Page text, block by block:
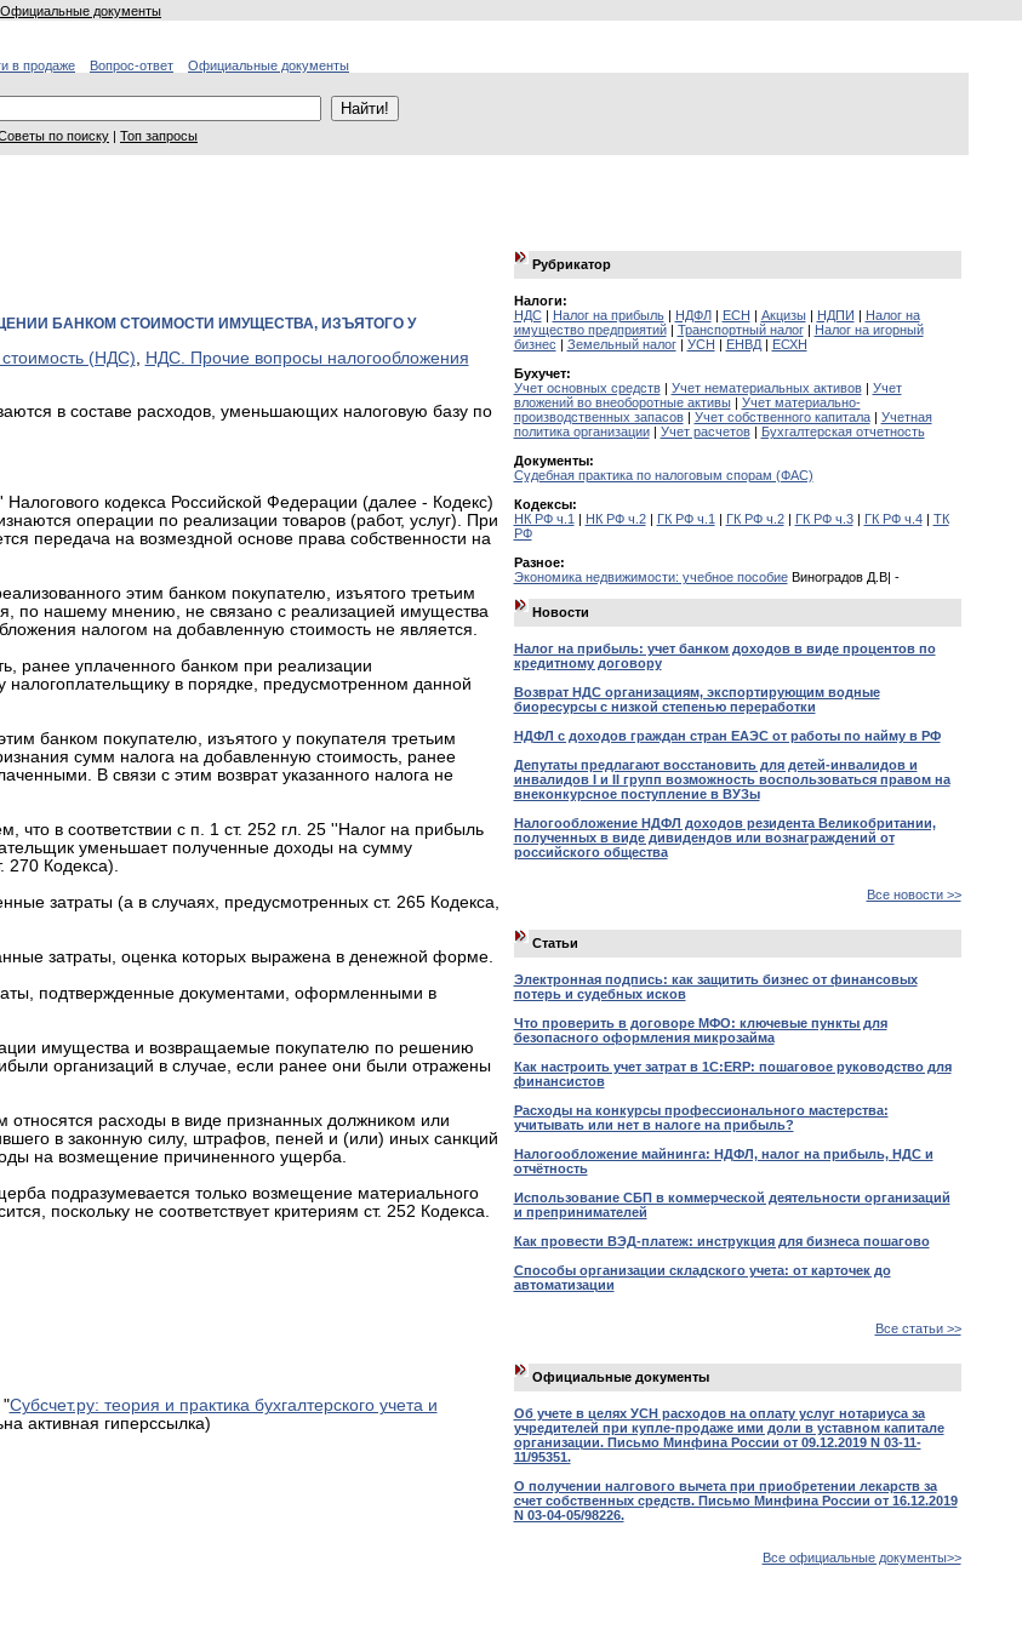
Официальные документы
в продаже Вопрос-ответ
Официальные документы
по поиску | Топ запросы
БАНКОМ СТОИМОСТИ ИМУЩЕСТВА, ИЗЪЯТОГО У
(НДС), НДС. Прочие вопросы налогообложения
в составе расходов, уменьшающих налоговую базу по
кодекса Российской Федерации (далее - Кодекс)
операции по реализации товаров (работ, услуг). При
передача на возмездной основе права собственности на
этим банком покупателю, изъятого третьим
по нашему мнению, не связано с реализацией имущества
налогом на добавленную стоимость не является.
ранее уплаченного банком при реализации
налогоплательщику в порядке, предусмотренном данной
банком покупателю, изъятого у покупателя третьим
сумм налога на добавленную стоимость, ранее
В связи с этим возврат указанного налога не
в соответствии с п. 1 ст. 252 гл. 25 ''Налог на прибыль
уменьшает полученные доходы на сумму
270 Кодекса).
затраты (а в случаях, предусмотренных ст. 265 Кодекса,
затраты, оценка которых выражена в денежной форме.
подтвержденные документами, оформленными в
имущества и возвращаемые покупателю по решению
организаций в случае, если ранее они были отражены
расходы в виде признанных должником или
в законную силу, штрафов, пеней и (или) иных санкций
на возмещение причиненного ущерба.
подразумевается только возмещение материального
поскольку не соответствует критериям ст. 252 Кодекса.
"Субсчет.ру: теория и практика бухгалтерского учета и
активная гиперссылка)
Рубрикатор
Налоги:
НДС| Налог на прибыль| НДФЛ| ЕСН | Акцизы| НДПИ | Налог на
имущество предприятий| Транспортный налог| Налог на игорный
бизнес | Земельный налог| УСН | ЕНВД| ЕСХН
Бухучет:
Учет основных средств| Учет нематериальных активов| Учет
вложений во внеоборотные активы| Учет материально-
производственных запасов| Учет собственного капитала| Учетная
политика организации| Учет расчетов| Бухгалтерская отчетность
Документы:
Судебная практика по налоговым спорам (ФАС)
Кодексы:
НК РФ ч.1 | НК РФ ч.2| ГК РФ ч.1 | ГК РФ ч.2| ГК РФ ч.3| ГК РФ ч.4| ТК
РФ
Разное:
Экономика недвижимости: учебное пособиеВиноградов Д.В| -
Новости
Налог на прибыль: учет банком доходов в виде процентов по
кредитному договору
Возврат НДС организациям, экспортирующим водные
биоресурсы с низкой степенью переработки
НДФЛ с доходов граждан стран ЕАЭС от работы по найму в РФ
Депутаты предлагают восстановить для детей-инвалидов и
инвалидов I и II групп возможность воспользоваться правом на
внеконкурсное поступление в ВУЗы
Налогообложение НДФЛ доходов резидента Великобритании,
полученных в виде дивидендов или вознаграждений от
российского общества
Все новости >>
Статьи
Электронная подпись: как защитить бизнес от финансовых
потерь и судебных исков
Что проверить в договоре МФО: ключевые пункты для
безопасного оформления микрозайма
Как настроить учет затрат в 1С:ERP: пошаговое руководство для
финансистов
Расходы на конкурсы профессионального мастерства:
учитывать или нет в налоге на прибыль?
Налогообложение майнинга: НДФЛ, налог на прибыль, НДС и
отчётность
Использование СБП в коммерческой деятельности организаций
и препринимателей
Как провести ВЭД-платеж: инструкция для бизнеса пошагово
Способы организации складского учета: от карточек до
автоматизации
Все статьи >>
Официальные документы
Об учете в целях УСН расходов на оплату услуг нотариуса за
учредителей при купле-продаже ими доли в уставном капитале
организации. Письмо Минфина России от 09.12.2019 N 03-11-
11/95351.
О получении налгового вычета при приобретении лекарств за
счет собственных средств. Письмо Минфина России от 16.12.2019
N 03-04-05/98226.
Все официальные документы>>